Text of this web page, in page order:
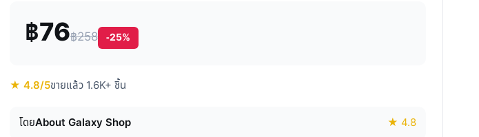
฿76฿258 -25%
★ 4.8/5ขายแล้ว 1.6K+ ชิ้น
โดยAbout Galaxy Shop ★ 4.8